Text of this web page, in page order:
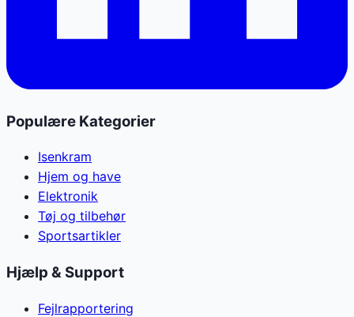
Populære Kategorier
Isenkram
Hjem og have
Elektronik
Tøj og tilbehør
Sportsartikler
Hjælp & Support
Fejlrapportering